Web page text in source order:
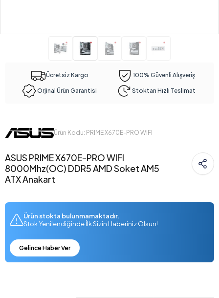
Ücretsiz Kargo 100% Güvenli Alışveriş
Orjinal Ürün Garantisi Stoktan Hızlı Teslimat
Ürün Kodu: PRIME X670E-PRO WIFI
ASUS PRIME X670E-PRO WIFI
8000Mhz(OC) DDR5 AMD Soket AM5
ATX Anakart
Ürün stokta bulunmamaktadır.
Stok Yenilendiğinde İlk Sizin Haberiniz Olsun!
Gelince Haber Ver